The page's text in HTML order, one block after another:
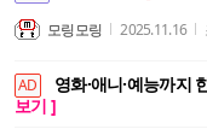
모링모링 2025.11.16
AD 영화·애니·예능까지
보기 ]